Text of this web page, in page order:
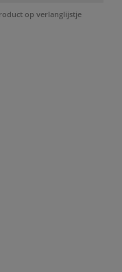
op verlanglijstje